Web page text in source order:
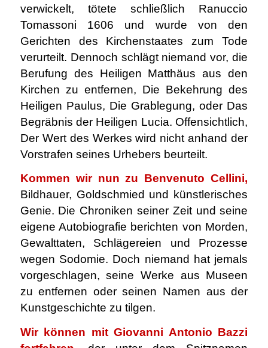
verwickelt, tötete schließlich Ranuccio
Tomassoni 1606 und wurde von den
Gerichten des Kirchenstaates zum Tode
verurteilt. Dennoch schlägt niemand vor, die
Berufung des Heiligen Matthäus aus den
Kirchen zu entfernen, Die Bekehrung des
Heiligen Paulus, Die Grablegung, oder Das
Begräbnis der Heiligen Lucia. Offensichtlich,
Der Wert des Werkes wird nicht anhand der
Vorstrafen seines Urhebers beurteilt.
Kommen wir nun zu Benvenuto Cellini,
Bildhauer, Goldschmied und künstlerisches
Genie. Die Chroniken seiner Zeit und seine
eigene Autobiografie berichten von Morden,
Gewalttaten, Schlägereien und Prozesse
wegen Sodomie. Doch niemand hat jemals
vorgeschlagen, seine Werke aus Museen
zu entfernen oder seinen Namen aus der
Kunstgeschichte zu tilgen.
Wir können mit Giovanni Antonio Bazzi